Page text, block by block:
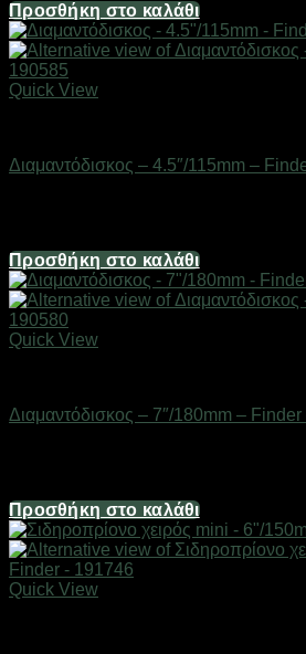
Προσθήκη στο καλάθι
Quick View
Διαμαντόδισκος – 4.5″/115mm –
Προσθήκη στο καλάθι
Quick View
Διαμαντόδισκος – 7″/180mm –
Προσθήκη στο καλάθι
Quick View